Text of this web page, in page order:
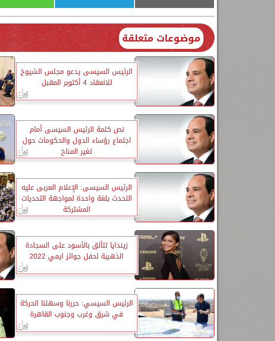
موضوعات متعلقة
الرئيس السيسى يدعو مجلس الشيوخ
للانعقاد 4 أكتوبر المقبل
نص كلمة الرئيس السيسى أمام
اجتماع رؤساء الدول والحكومات حول
تغير المناخ
الرئيس السيسى: الإعلام العربى عليه
التحدث بلغة واحدة لمواجهة التحديات
المشتركة
زيندايا تتألق بالأسود على السجادة
الذهبية لحفل جوائز ايمي 2022
الرئيس السيسي: حررنا وسهلنا الحركة
في شرق وغرب وجنوب القاهرة